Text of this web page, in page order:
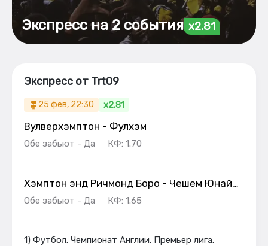
Экспресс на 2 события x2.81
Экспресс от Trt09
25 фев, 22:30 x2.81
Вулверхэмптон - Фулхэм
Обе забьют - Да КФ: 1.70
Хэмптон энд Ричмонд Боро - Чешем Юнайтед
Обе забьют - Да КФ: 1.65
1) Футбол. Чемпионат Англии. Премьер лига.